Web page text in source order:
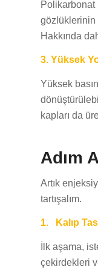
Polikarbonat
gözlüklerinin
Hakkında
3. Yüksek
Yüksek
kapları da
Adım
Artık
tartışalım.
1. Kalıp
İlk aşama,
çekirdekleri